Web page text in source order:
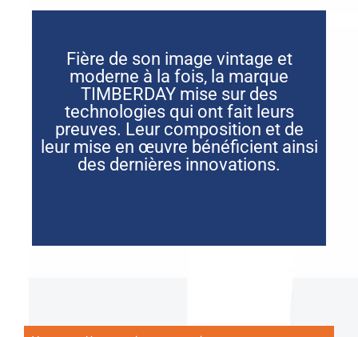
Fière de son image vintage et
moderne à la fois, la marque
TIMBERDAY mise sur des
technologies qui ont fait leurs
preuves. Leur composition et de
leur mise en œuvre bénéficient ainsi
des dernières innovations.